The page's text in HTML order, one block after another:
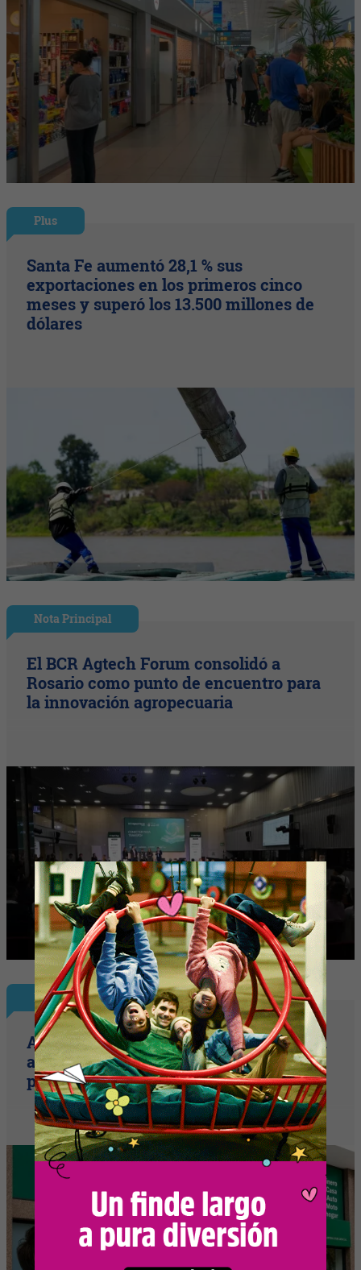
Plus
Santa Fe aumentó 28,1 % sus
exportaciones en los primeros cinco
meses y superó los 13.500 millones de
dólares
Nota Principal
El BCR Agtech Forum consolidó a
Rosario como punto de encuentro para
la innovación agropecuaria
Plus
Autocrédito celebra sus 40 años e invita
a emprendedores y empresarios a ser
parte de su expansión en Santa Fe